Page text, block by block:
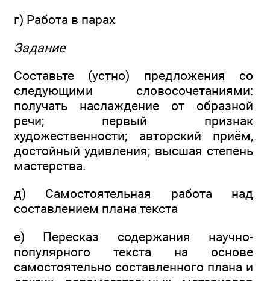
г) Работа в парах
Задание
Составьте (устно) предложения со
следующими словосочетаниями:
получать наслаждение от образной
речи; первый признак
художественности; авторский приём,
достойный удивления; высшая степень
мастерства.
д) Самостоятельная работа над
составлением плана текста
е) Пересказ содержания научно-
популярного текста на основе
самостоятельно составленного плана и